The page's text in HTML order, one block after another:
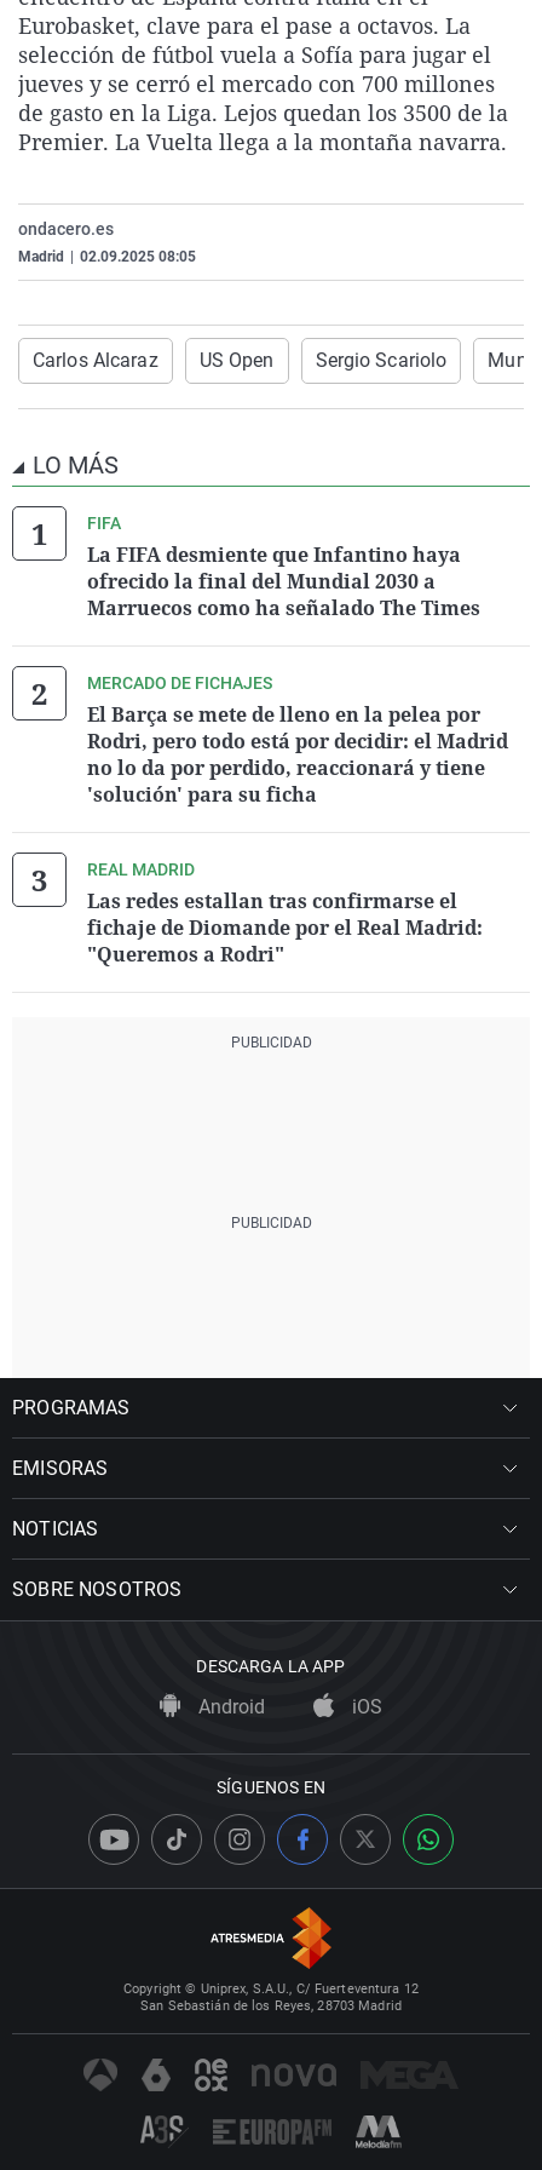
La rosa de los vientos
Gente viajera
Como el perro y el
Caso
Retornados
Equipo de
Operación Viuda
Extremadura
Galicia
La Rioja
Navarra
Virales
Televisión
Elecciones
Eurobasket, clave para el pase a octavos. La
selección de fútbol vuela a Sofía para jugar el
jueves y se cerró el mercado con 700 millones
de gasto en la Liga. Lejos quedan los 3500 de la
Premier. La Vuelta llega a la montaña navarra.
ondacero.es
Madrid 02.09.2025 08:05
Carlos Alcaraz US Open Sergio Scariolo
LO MÁS
FIFA
La FIFA desmiente que Infantino haya
ofrecido la final del Mundial 2030 a
Marruecos como ha señalado The Times
MERCADO DE FICHAJES
El Barça se mete de lleno en la pelea por
Rodri, pero todo está por decidir: el Madrid
no lo da por perdido, reaccionará y tiene
'solución' para su ficha
REAL MADRID
Las redes estallan tras confirmarse el
fichaje de Diomande por el Real Madrid:
"Queremos a Rodri"
PROGRAMAS
EMISORAS
NOTICIAS
SOBRE NOSOTROS
DESCARGA LA APP
Android iOS
SÍGUENOS EN
Copyright © Uniprex, S.A.U., C/ Fuerteventura 12
San Sebastián de los Reyes, 28703 Madrid